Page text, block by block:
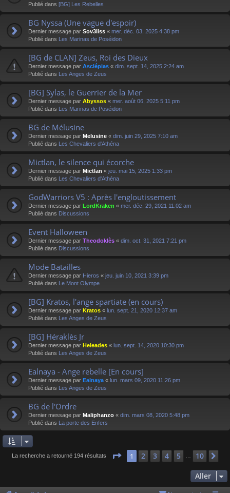
Publié dans [BG] Les Rebelles
BG Nyssa (Une vague d'espoir)
Dernier message par Sov3liss « mer. déc. 03, 2025 4:38 pm
Publié dans Les Marinas de Poséidon
[BG de CLAN] Zeus, Roi des Dieux
Dernier message par Asclépias « dim. sept. 14, 2025 2:24 am
Publié dans Les Anges de Zeus
[BG] Sylas, le Guerrier de la Mer
Dernier message par Abyssos « mer. août 06, 2025 5:11 pm
Publié dans Les Marinas de Poséidon
BG de Mélusine
Dernier message par Melusine « dim. juin 29, 2025 7:10 am
Publié dans Les Chevaliers d'Athéna
Mictlan, le silence qui écorche
Dernier message par Mictlan « jeu. mai 15, 2025 1:33 pm
Publié dans Les Chevaliers d'Athéna
GodWarriors V5 : Après l'engloutissement
Dernier message par LordKraken « mer. déc. 29, 2021 11:02 am
Publié dans Discussions
Event Halloween
Dernier message par Theodoklès « dim. oct. 31, 2021 7:21 pm
Publié dans Discussions
Mode Batailles
Dernier message par Hieros « jeu. juin 10, 2021 3:39 pm
Publié dans Le Mont Olympe
[BG] Kratos, l'ange spartiate (en cours)
Dernier message par Kratos « lun. sept. 21, 2020 12:37 am
Publié dans Les Anges de Zeus
[BG] Héraklès Jr
Dernier message par Heleades « lun. sept. 14, 2020 10:30 pm
Publié dans Les Anges de Zeus
Ealnaya - Ange rebelle [En cours]
Dernier message par Ealnaya « lun. mars 09, 2020 11:26 pm
Publié dans Les Anges de Zeus
BG de l'Ordre
Dernier message par Maliphanzo « dim. mars 08, 2020 5:48 pm
Publié dans La porte des Enfers
La recherche a retourné 194 résultats Page 1sur 10
1 2 3 4 5 10
Aller